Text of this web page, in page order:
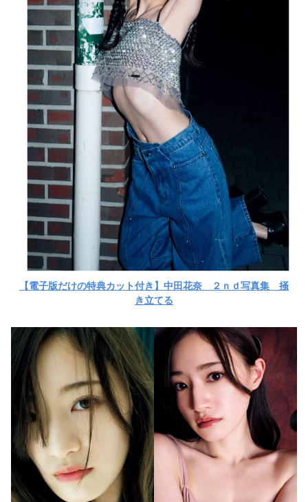
【電子版だけの特典カット付き】中田花奈 ２ｎｄ写真集 掻
き立てる